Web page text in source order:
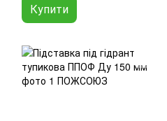
Купити